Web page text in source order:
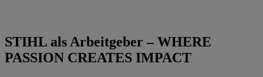
STIHL als Arbeitgeber – WHERE
PASSION CREATES IMPACT